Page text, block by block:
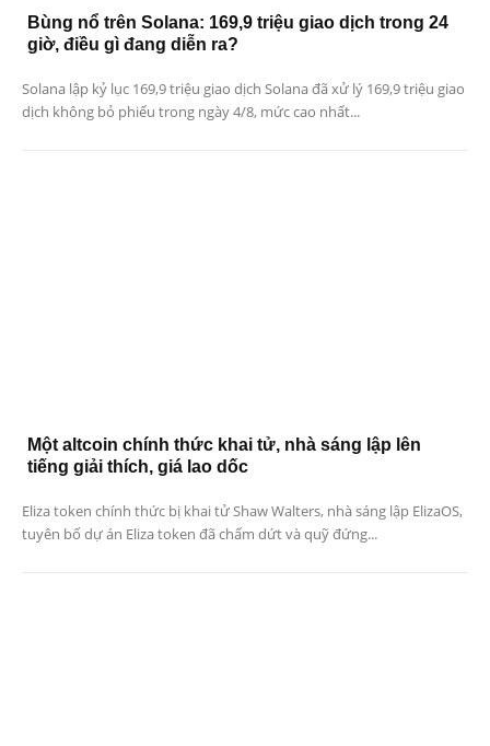
Bùng nổ trên Solana: 169,9 triệu giao dịch trong 24
giờ, điều gì đang diễn ra?
Solana lập kỷ lục 169,9 triệu giao dịch Solana đã xử lý 169,9 triệu giao
dịch không bỏ phiếu trong ngày 4/8, mức cao nhất...
Một altcoin chính thức khai tử, nhà sáng lập lên
tiếng giải thích, giá lao dốc
Eliza token chính thức bị khai tử Shaw Walters, nhà sáng lập ElizaOS,
tuyên bố dự án Eliza token đã chấm dứt và quỹ đứng...